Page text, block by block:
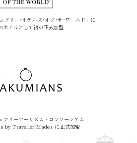
アリー･ホテルズ･オブ･ザ･ワールド」に
ホテルとして初の正式加盟
アリーツーリズム・コンソーシアム
by Traveller Made」に正式加盟